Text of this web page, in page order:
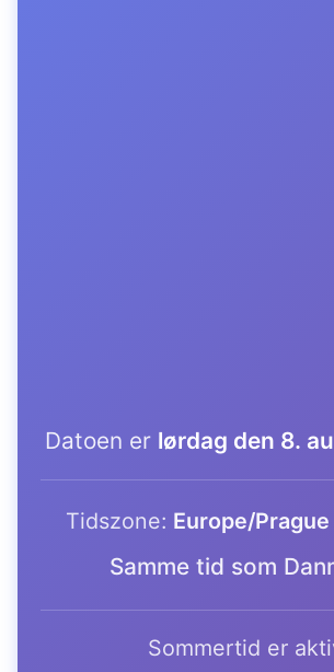
Datoen er lørdag den 8.
Tidszone: Europe/
Samme tid som
Sommertid er